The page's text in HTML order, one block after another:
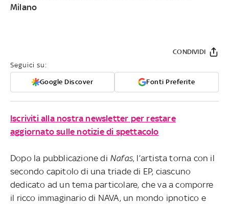
Milano
Seguici su:
Google Discover Fonti Preferite
CONDIVIDI
Iscriviti alla nostra newsletter per restare
aggiornato sulle notizie di spettacolo
Dopo la pubblicazione di Nafas, l’artista torna con il
secondo capitolo di una triade di EP, ciascuno
dedicato ad un tema particolare, che va a comporre
il ricco immaginario di NAVA, un mondo ipnotico e